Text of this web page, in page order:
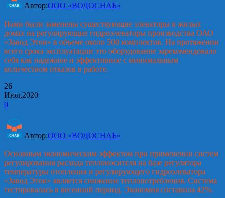
Автор:ООО «ВОДОСНАБ»
Нами были заменены существующие элеваторы в жилых
домах на регулирующие гидроэлеваторы производства ОАО
«Завод Этон» в объеме около 500 комплектов. На протяжении
всего срока эксплуатации это оборудование зарекомендовало
себя как надежное и эффективное с минимальным
количеством отказов в работе.
26
Июл,2020
0
Автор:ООО «ВОДОСНАБ»
Основным экономическим эффектом при применении систем
регулирования расхода теплоносителя на базе регулятора
температуры отопления и регулирующего гидроэлеватора
«Завод Этон» является снижение теплопотребления. Система
тестировалась в весенний период. Экономия составила 42%.